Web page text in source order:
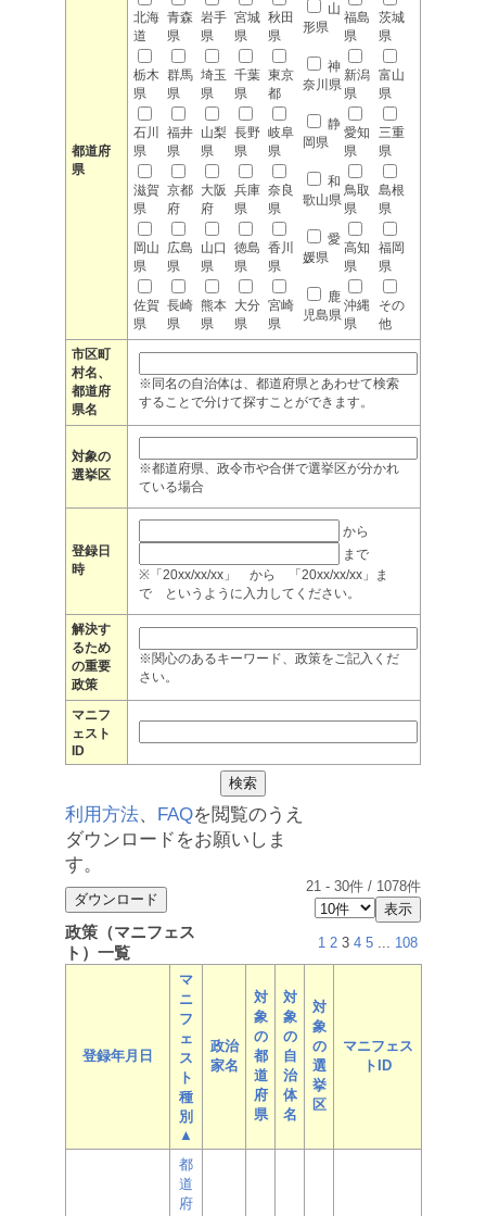
都道府
県
北海
道
青森
県
岩手
県
宮城
県
秋田
県
山
形県
福島
県
茨城
県
栃木
県
群馬
県
埼玉
県
千葉
県
東京
都
神
奈川県
新潟
県
富山
県
石川
県
福井
県
山梨
県
長野
県
岐阜
県
静
岡県
愛知
県
三重
県
滋賀
県
京都
府
大阪
府
兵庫
県
奈良
県
和
歌山県
鳥取
県
島根
県
岡山
県
広島
県
山口
県
徳島
県
香川
県
愛
媛県
高知
県
福岡
県
佐賀
県
長崎
県
熊本
県
大分
県
宮崎
県
鹿
児島県
沖縄
県
その
他
市区町
村名、
都道府
県名
※同名の自治体は、都道府県とあわせて検索
することで分けて探すことができます。
対象の
選挙区
※都道府県、政令市や合併で選挙区が分かれ
ている場合
登録日
時
から
まで
※「20xx/xx/xx」 から 「20xx/xx/xx」ま
で というように入力してください。
解決す
るため
の重要
政策
※関心のあるキーワード、政策をご記入くだ
さい。
マニフ
ェスト
ID
利用方法、 FAQを閲覧のうえ
ダウンロードをお願いしま
す。
21 - 30件 / 1078件
政策（マニフェス
ト）一覧
1 2 3 4 5 ... 108
登録年月日
マ
ニ
フ
ェ
ス
ト
種
別
▲
政治
家名
対
象
の
都
道
府
県
対
象
の
自
治
体
名
対
象
の
選
挙
区
マニフェス
トID
都
道
府